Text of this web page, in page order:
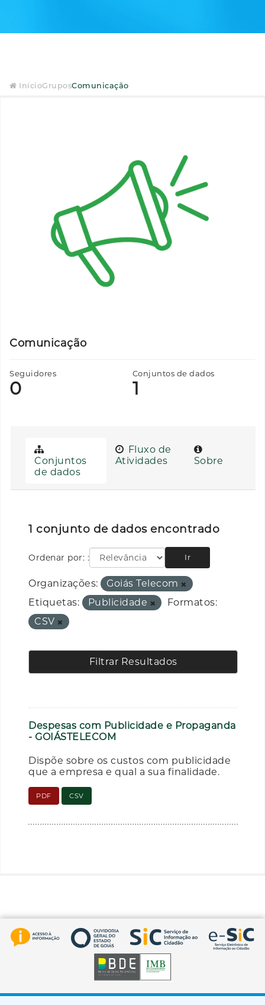
InícioGruposComunicação
Comunicação
Seguidores
0
Conjuntos de dados
1
Conjuntos
de dados
Fluxo de
Atividades
Sobre
1 conjunto de dados encontrado
Ordenar por: Ir
Organizações:
Goiás Telecom
Etiquetas:
Publicidade
Formatos:
CSV
Filtrar Resultados
Despesas com Publicidade e Propaganda
- GOIÁSTELECOM
Dispõe sobre os custos com publicidade
que a empresa e qual a sua finalidade.
PDF CSV